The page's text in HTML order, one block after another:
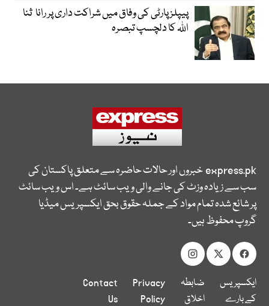
پیپلز پارٹی کی وفاق میں شراکت داری پر رانا ثنا
اللہ کا دلچسپ تبصرہ
express.pkخبروں اور حالات حاضرہ سے متعلق پاکستان کی
سب سے زیادہ وزٹ کی جانے والی ویب سائٹ ہے۔ اس ویب سائٹ
پر شائع شدہ تمام مواد کے جملہ حقوق بحق ایکسپریس میڈیا
گروپ محفوظ ہیں۔
ایکسپریس
کے بارے
ضابطہ
اخلاق
Privacy
Policy
Contact
Us